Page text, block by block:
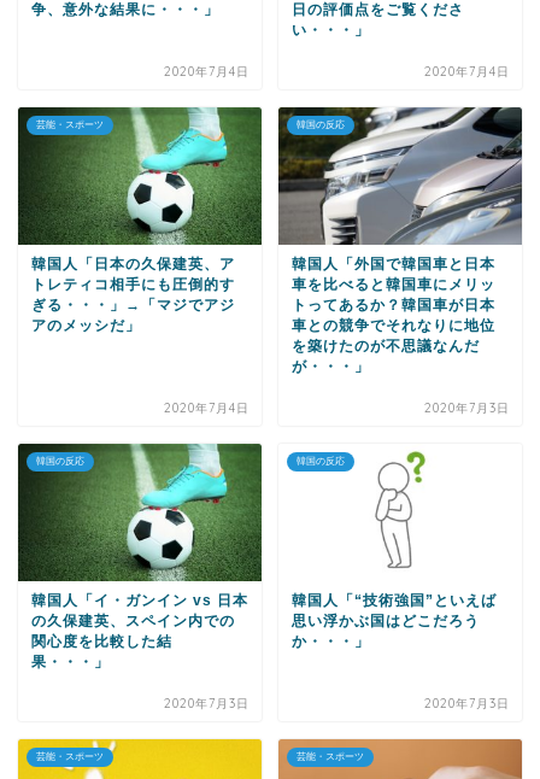
争、意外な結果に・・・」
2020年7月4日
日の評価点をご覧くださ
い・・・」
2020年7月4日
芸能・スポーツ
韓国人「日本の久保建英、ア
トレティコ相手にも圧倒的す
ぎる・・・」→「マジでアジ
アのメッシだ」
2020年7月4日
韓国の反応
韓国人「外国で韓国車と日本
車を比べると韓国車にメリッ
トってあるか？韓国車が日本
車との競争でそれなりに地位
を築けたのが不思議なんだ
が・・・」
2020年7月3日
韓国の反応
韓国人「イ・ガンイン vs 日本
の久保建英、スペイン内での
関心度を比較した結
果・・・」
2020年7月3日
韓国の反応
韓国人「“技術強国”といえば
思い浮かぶ国はどこだろう
か・・・」
2020年7月3日
芸能・スポーツ 芸能・スポーツ